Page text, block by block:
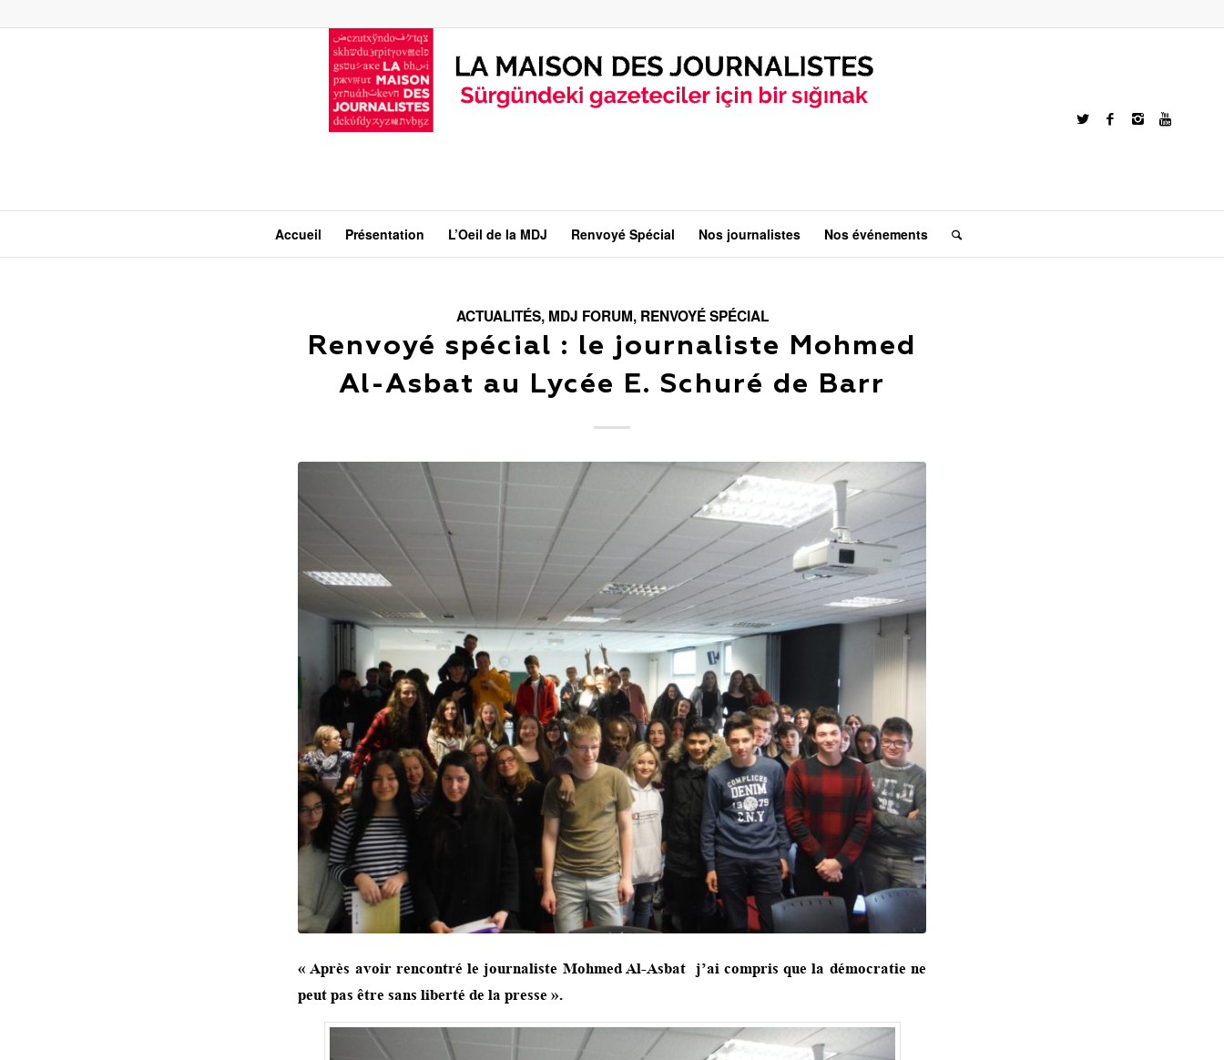
Accueil Présentation L’Oeil de la MDJ Renvoyé Spécial Nos journalistes Nos événements
ACTUALITÉS, MDJ FORUM, RENVOYÉ SPÉCIAL
Renvoyé spécial : le journaliste Mohmed
Al-Asbat au Lycée E. Schuré de Barr
« Après avoir rencontré le journaliste Mohmed Al-Asbat j’ai compris que la démocratie ne
peut pas être sans liberté de la presse ».